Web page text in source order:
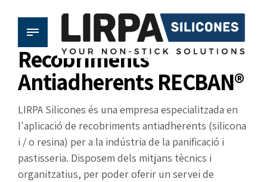
Recobriments
Antiadherents RECBAN®
LIRPA Silicones és una empresa especialitzada en
l'aplicació de recobriments antiadherents (silicona
i / o resina) per a la indústria de la panificació i
pastisseria. Disposem dels mitjans tècnics i
organitzatius, per poder oferir un servei de